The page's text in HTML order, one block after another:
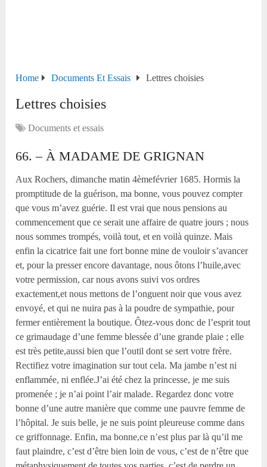
Home Documents Et Essais Lettres choisies
Lettres choisies
Documents et essais
66. – À MADAME DE GRIGNAN
Aux Rochers, dimanche matin 4èmefévrier 1685. Hormis la
promptitude de la guérison, ma bonne, vous pouvez compter
que vous m’avez guérie. Il est vrai que nous pensions au
commencement que ce serait une affaire de quatre jours ; nous
nous sommes trompés, voilà tout, et en voilà quinze. Mais
enfin la cicatrice fait une fort bonne mine de vouloir s’avancer
et, pour la presser encore davantage, nous ôtons l’huile,avec
votre permission, car nous avons suivi vos ordres
exactement,et nous mettons de l’onguent noir que vous avez
envoyé, et qui ne nuira pas à la poudre de sympathie, pour
fermer entièrement la boutique. Ôtez-vous donc de l’esprit tout
ce grimaudage d’une femme blessée d’une grande plaie ; elle
est très petite,aussi bien que l’outil dont se sert votre frère.
Rectifiez votre imagination sur tout cela. Ma jambe n’est ni
enflammée, ni enflée.J’ai été chez la princesse, je me suis
promenée ; je n’ai point l’air malade. Regardez donc votre
bonne d’une autre manière que comme une pauvre femme de
l’hôpital. Je suis belle, je ne suis point pleureuse comme dans
ce griffonnage. Enfin, ma bonne,ce n’est plus par là qu’il me
faut plaindre, c’est d’être bien loin de vous, c’est de n’être que